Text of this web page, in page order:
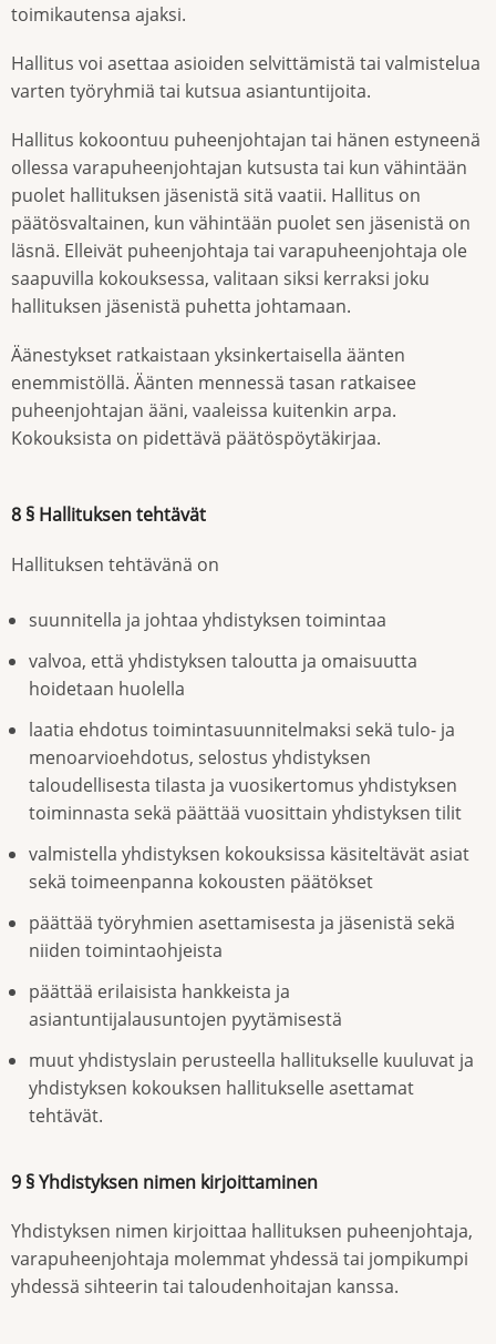
toimikautensa ajaksi.
Hallitus voi asettaa asioiden selvittämistä tai valmistelua
varten työryhmiä tai kutsua asiantuntijoita.
Hallitus kokoontuu puheenjohtajan tai hänen estyneenä
ollessa varapuheenjohtajan kutsusta tai kun vähintään
puolet hallituksen jäsenistä sitä vaatii. Hallitus on
päätösvaltainen, kun vähintään puolet sen jäsenistä on
läsnä. Elleivät puheenjohtaja tai varapuheenjohtaja ole
saapuvilla kokouksessa, valitaan siksi kerraksi joku
hallituksen jäsenistä puhetta johtamaan.
Äänestykset ratkaistaan yksinkertaisella äänten
enemmistöllä. Äänten mennessä tasan ratkaisee
puheenjohtajan ääni, vaaleissa kuitenkin arpa.
Kokouksista on pidettävä päätöspöytäkirjaa.
8 § Hallituksen tehtävät
Hallituksen tehtävänä on
suunnitella ja johtaa yhdistyksen toimintaa
valvoa, että yhdistyksen taloutta ja omaisuutta
hoidetaan huolella
laatia ehdotus toimintasuunnitelmaksi sekä tulo- ja
menoarvioehdotus, selostus yhdistyksen
taloudellisesta tilasta ja vuosikertomus yhdistyksen
toiminnasta sekä päättää vuosittain yhdistyksen tilit
valmistella yhdistyksen kokouksissa käsiteltävät asiat
sekä toimeenpanna kokousten päätökset
päättää työryhmien asettamisesta ja jäsenistä sekä
niiden toimintaohjeista
päättää erilaisista hankkeista ja
asiantuntijalausuntojen pyytämisestä
muut yhdistyslain perusteella hallitukselle kuuluvat ja
yhdistyksen kokouksen hallitukselle asettamat
tehtävät.
9 § Yhdistyksen nimen kirjoittaminen
Yhdistyksen nimen kirjoittaa hallituksen puheenjohtaja,
varapuheenjohtaja molemmat yhdessä tai jompikumpi
yhdessä sihteerin tai taloudenhoitajan kanssa.